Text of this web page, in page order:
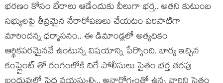
భరణం కోసం బేరాలు ఆడేందుకు వీలుగా భర్త.. అతని కుటుంబ
సభ్యులపై తీవ్రమైన నేరారోపణలు చేయటం పరిపాటిగా
మారిందన్న ధర్మాసనం.. ఈ డిమాండ్లలో అత్యధికం
ఆర్థికపరమైనవే ఉంటున్న విషయాన్ని పేర్కొంది. భార్య ఇచ్చిన
కంప్లైంట్ తో రంగంలోకి దిగే పోలీసులు సైతం భర్త తరఫు